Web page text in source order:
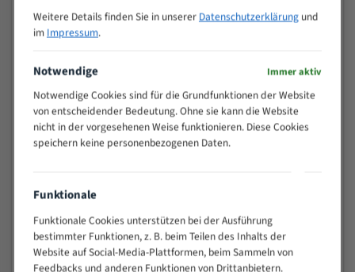
25
10/14
15 - 40
50 - 120
4/6
80 - 180
3/4
130 -
2/3
450
200 -
600
1,1/1,6
> 500
0,75/1,25
Weitere Details finden Sie in unserer Datenschutzerklärungund
im Impressum.
Notwendige Immer aktiv
Notwendige Cookies sind für die Grundfunktionen der Website
von entscheidender Bedeutung. Ohne sie kann die Website
nicht in der vorgesehenen Weise funktionieren. Diese Cookies
speichern keine personenbezogenen Daten.
Funktionale
Funktionale Cookies unterstützen bei der Ausführung
bestimmter Funktionen, z. B. beim Teilen des Inhalts der
Website auf Social-Media-Plattformen, beim Sammeln von
Feedbacks und anderen Funktionen von Drittanbietern.